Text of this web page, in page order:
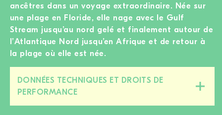
ancêtres dans un voyage extraordinaire. Née sur
une plage en Floride, elle nage avec le Gulf
Stream jusqu’au nord gelé et finalement autour de
l’Atlantique Nord jusqu’en Afrique et de retour à
la plage où elle est née.
DONNÉES TECHNIQUES ET DROITS DE
PERFORMANCE